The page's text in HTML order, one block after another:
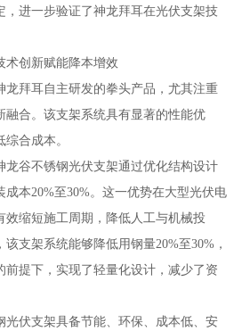
，进一步验证了神龙拜耳在光伏支架技
术创新赋能降本增效
龙拜耳自主研发的拳头产品，尤其注重
融合。该支架系统具有显著的性能优
合成本。
龙谷不锈钢光伏支架通过优化结构设计
本20%至30%。这一优势在大型光伏电
效缩短施工周期，降低人工与机械投
支架系统能够降低用钢量20%至30%，
前提下，实现了轻量化设计，减少了资
光伏支架具备节能、环保、成本低、安